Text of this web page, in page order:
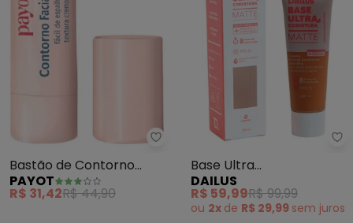
Payot - Bastão de Contorno
Bastão de Contorno
Cherie Escuro (Cor 3)
PAYOT
R$ 31,42R$ 44,90
Base Ultra
Cobertura(D08 Médio)
DAILUS
R$ 59,99R$ 99,99
ou 2x de R$ 29,99 sem juros